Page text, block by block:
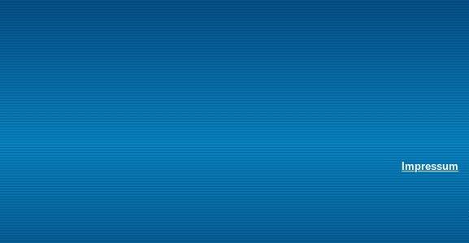
Impressum